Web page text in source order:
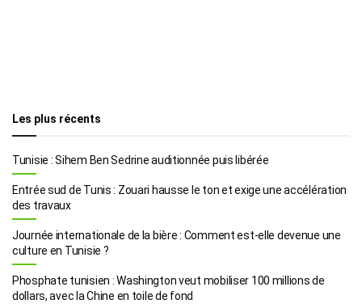
Les plus récents
Tunisie : Sihem Ben Sedrine auditionnée puis libérée
Entrée sud de Tunis : Zouari hausse le ton et exige une accélération
des travaux
Journée internationale de la bière : Comment est-elle devenue une
culture en Tunisie ?
Phosphate tunisien : Washington veut mobiliser 100 millions de
dollars, avec la Chine en toile de fond